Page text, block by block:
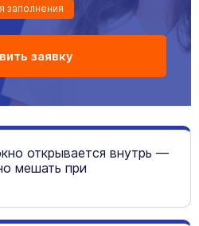
заполнения
открывается внутрь —
мешать при